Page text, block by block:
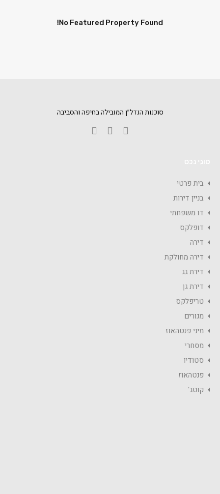
No Featured Property Found!
סוכנות הנדל״ן המובילה בחיפה והסביבה
בית פרטי
בניין דירות
דו משפחתי
דופלקס
דירה
דירה מחולקת
דירת גג
דירת גן
טריפלקס
מגורים
מיני פנטהאוז
מסחרי
סטודיו
פנטהאוז
קוטג'